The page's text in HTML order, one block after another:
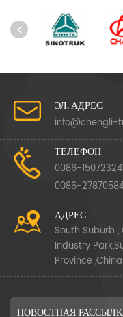
ЭЛ. АДРЕС
info@chengli-
ТЕЛЕФОН
0086-
0086-
АДРЕС
South Suburb
Industry
Province ,China
НОВОСТНАЯ